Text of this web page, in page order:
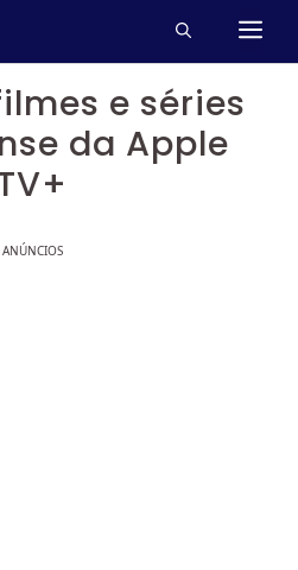
e séries
da Apple
ANÚNCIOS